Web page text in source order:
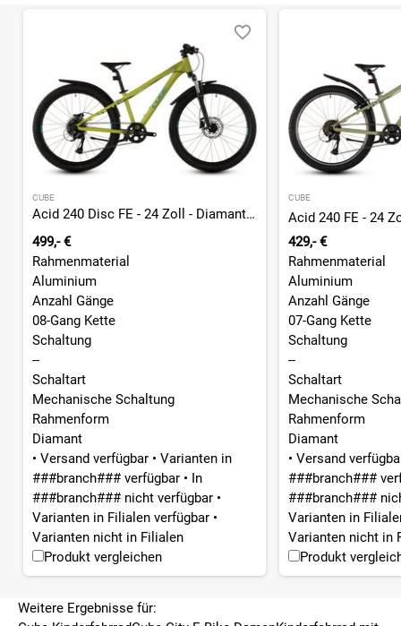
CUBE
Acid 240 Disc FE - 24 Zoll - Diamant - 2026
499,- €
Rahmenmaterial
Aluminium
Anzahl Gänge
08-Gang Kette
Schaltung
--
Schaltart
Mechanische Schaltung
Rahmenform
Diamant
• Versand verfügbar • Varianten in
###branch### verfügbar • In
###branch### nicht verfügbar •
Varianten in Filialen verfügbar •
Varianten nicht in Filialen
Produkt vergleichen
CUBE
Acid 240 FE - 24
429,- €
Rahmenmaterial
Aluminium
Anzahl Gänge
07-Gang Kette
Schaltung
--
Schaltart
Mechanische
Rahmenform
Diamant
• Versand
###branch###
###branch###
Varianten in
Varianten nicht in
Produkt
Weitere Ergebnisse für: